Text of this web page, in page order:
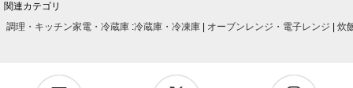
関連カテゴリ
調理・キッチン家電・冷蔵庫 :冷蔵庫・冷凍庫 オーブンレンジ・電子レンジ 炊